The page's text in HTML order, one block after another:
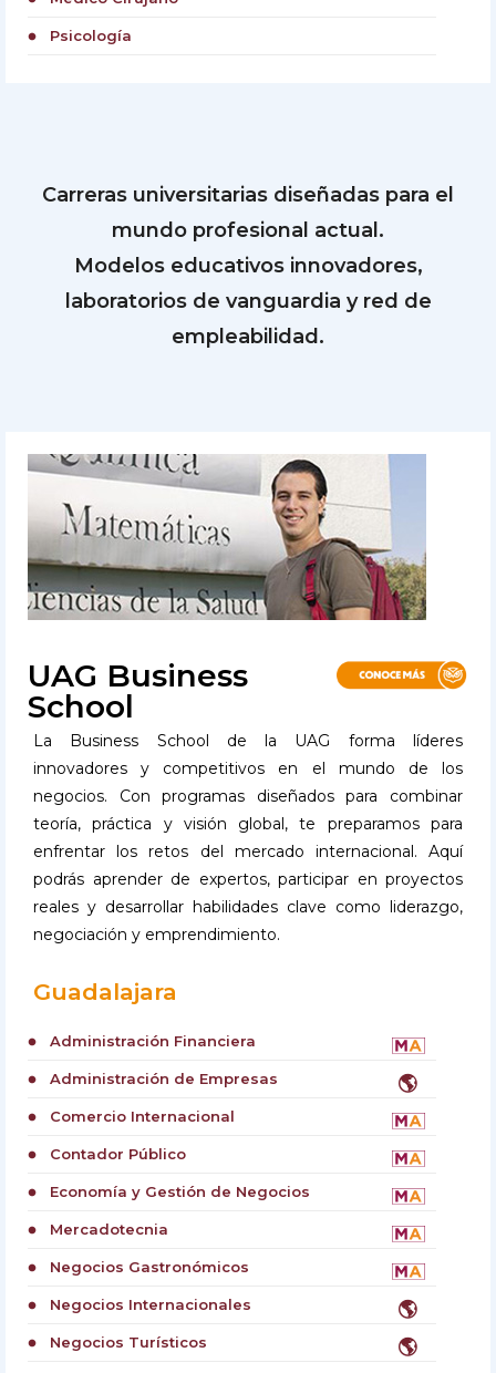
circle Psicología
Carreras universitarias diseñadas para el
mundo profesional actual.
Modelos educativos innovadores,
laboratorios de vanguardia y red de
empleabilidad.
UAG Business
School
La Business School de la UAG forma líderes
innovadores y competitivos en el mundo de los
negocios. Con programas diseñados para combinar
teoría, práctica y visión global, te preparamos para
enfrentar los retos del mercado internacional. Aquí
podrás aprender de expertos, participar en proyectos
reales y desarrollar habilidades clave como liderazgo,
negociación y emprendimiento.
Guadalajara
circle Administración Financiera
circle 🌎
Administración de Empresas
circle Comercio Internacional
circle Contador Público
circle Economía y Gestión de Negocios
circle Mercadotecnia
circle Negocios Gastronómicos
circle 🌎
Negocios Internacionales
circle 🌎
Negocios Turísticos